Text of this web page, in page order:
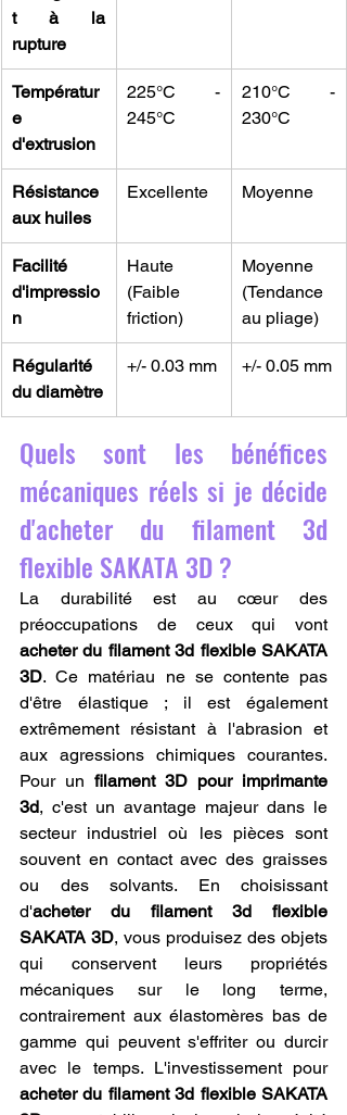
t à la
rupture
Températur
e
d'extrusion
225°C -
245°C
210°C -
230°C
Résistance
aux huiles
Excellente Moyenne
Facilité
d'impressio
n
Haute
(Faible
friction)
Moyenne
(Tendance
au pliage)
Régularité
du diamètre
+/- 0.03 mm +/- 0.05 mm
Quels sont les bénéfices
mécaniques réels si je décide
d'acheter du filament 3d
flexible SAKATA 3D ?
La durabilité est au cœur des
préoccupations de ceux qui vont
acheter du filament 3d flexible SAKATA
3D. Ce matériau ne se contente pas
d'être élastique ; il est également
extrêmement résistant à l'abrasion et
aux agressions chimiques courantes.
Pour un filament 3D pour imprimante
3d, c'est un avantage majeur dans le
secteur industriel où les pièces sont
souvent en contact avec des graisses
ou des solvants. En choisissant
d'acheter du filament 3d flexible
SAKATA 3D, vous produisez des objets
qui conservent leurs propriétés
mécaniques sur le long terme,
contrairement aux élastomères bas de
gamme qui peuvent s'effriter ou durcir
avec le temps. L'investissement pour
acheter du filament 3d flexible SAKATA